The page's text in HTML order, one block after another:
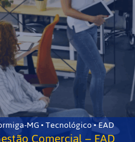
MG • Tecnológico • EAD